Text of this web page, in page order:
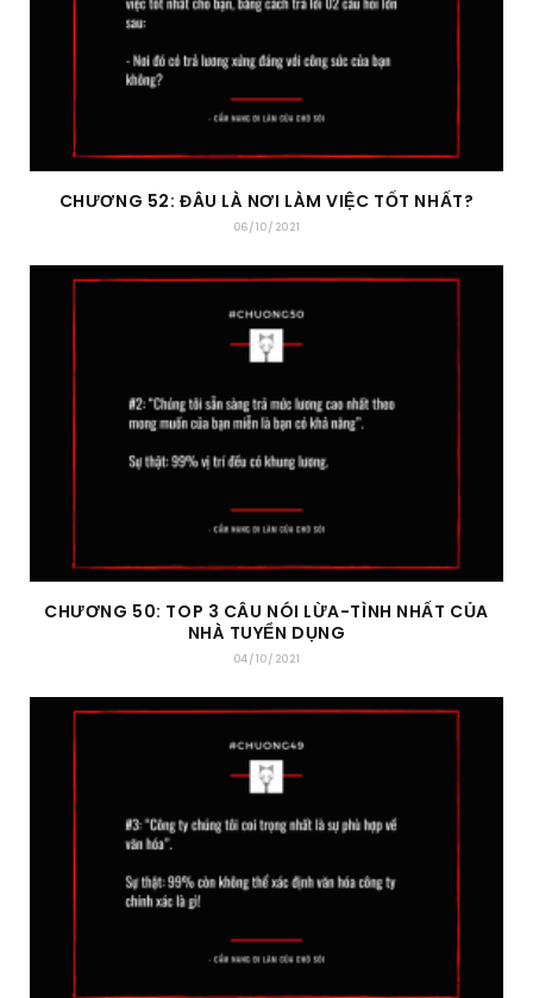
CHƯƠNG 52: ĐÂU LÀ NƠI LÀM VIỆC TỐT NHẤT?
06/10/2021
CHƯƠNG 50: TOP 3 CÂU NÓI LỪA-TÌNH NHẤT CỦA
NHÀ TUYỂN DỤNG
04/10/2021